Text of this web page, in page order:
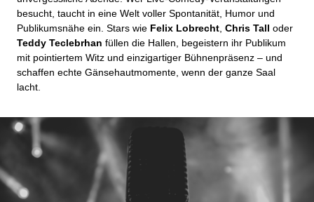
besucht, taucht in eine Welt voller Spontanität, Humor und
Publikumsnähe ein. Stars wie Felix Lobrecht Chris Tall oder
Teddy Teclebrhan füllen die Hallen, begeistern ihr Publikum
mit pointiertem Witz und einzigartiger Bühnenpräsenz – und
schaffen echte Gänsehautmomente, wenn der ganze Saal
lacht.